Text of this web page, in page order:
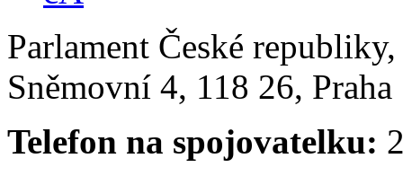
Parlament České
Sněmovní 4, 118 26,
Telefon na spojovatelku: